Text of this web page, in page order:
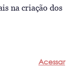
na criação dos
Acessar